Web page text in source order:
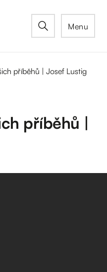
Menu
příběhů | Josef Lustig
příběhů |